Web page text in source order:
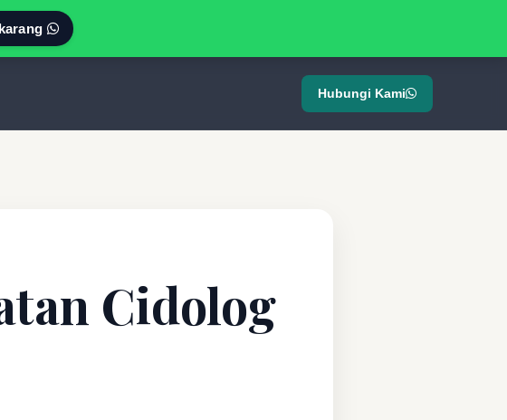
Hubungi Kami
Cidolog